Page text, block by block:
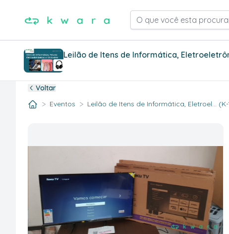
O que você esta
Leilão de Itens de Informática,
Voltar
> Eventos > Leilão de Itens de Informática, Eletroel...